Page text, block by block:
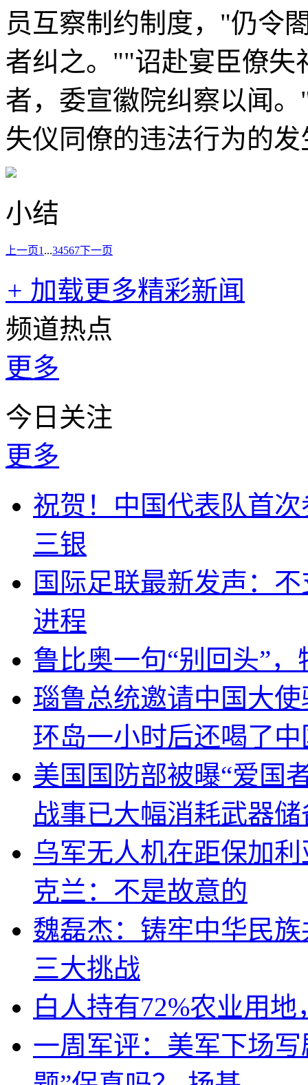
员互察制约制度，"仍令
者纠之。""诏赴宴臣僚失
者，委宣徽院纠察以闻
失仪同僚的违法行为的发
小结
上一页1 ...34567下一页
+ 加载更多精彩新闻
频道热点
更多
今日关注
更多
祝贺！中国代表队首
三银
国际足联最新发声：
进程
鲁比奥一句“别回头”
瑙鲁总统邀请中国大
环岛一小时后还喝了
美国国防部被曝“爱国
战事已大幅消耗武器储
乌军无人机在距保加
克兰：不是故意的
魏磊杰：铸牢中华民
三大挑战
白人持有72%农业用
一周军评：美军下场